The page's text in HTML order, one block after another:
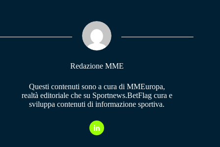
pp m
Redazione MME
Questi contenuti sono a cura di MMEuropa,
realtà editoriale che su Sportnews.BetFlag cura e
sviluppa contenuti di informazione sportiva.